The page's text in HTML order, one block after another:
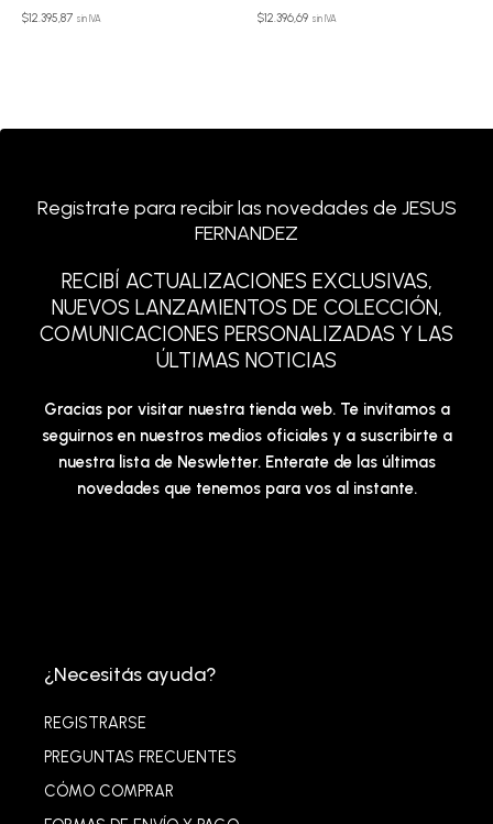
$12.395,87 sin IVA $12.396,69 sin IVA
Registrate para recibir las novedades de JESUS
FERNANDEZ
RECIBÍ ACTUALIZACIONES EXCLUSIVAS,
NUEVOS LANZAMIENTOS DE COLECCIÓN,
COMUNICACIONES PERSONALIZADAS Y LAS
ÚLTIMAS NOTICIAS
Gracias por visitar nuestra tienda web. Te invitamos a
seguirnos en nuestros medios oficiales y a suscribirte a
nuestra lista de Neswletter. Enterate de las últimas
novedades que tenemos para vos al instante.
¿Necesitás ayuda?
REGISTRARSE
PREGUNTAS FRECUENTES
CÓMO COMPRAR